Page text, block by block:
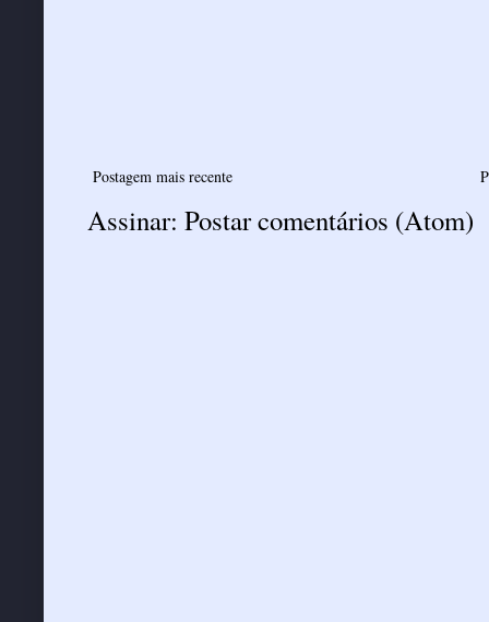
Postagem mais recente
Assinar: Postar comentários (Atom)